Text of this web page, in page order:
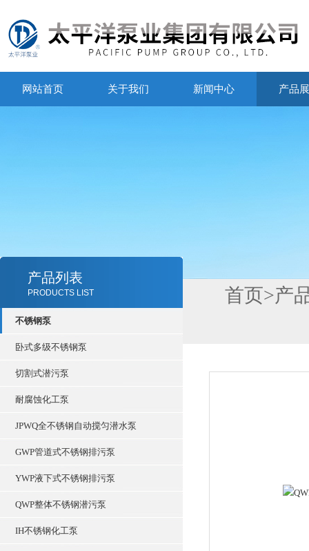
网站首页 关于我们 新闻中心 产品
产品列表
PRODUCTS LIST
不锈钢泵
卧式多级不锈钢泵
切割式潜污泵
耐腐蚀化工泵
JPWQ全不锈钢自动搅匀潜水泵
GWP管道式不锈钢排污泵
YWP液下式不锈钢排污泵
QWP整体不锈钢潜污泵
IH不锈钢化工泵
首页>产